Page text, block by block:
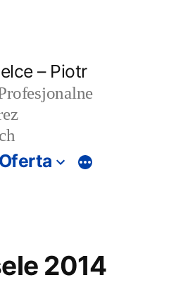
– Piotr
Oferta Więcej
2014